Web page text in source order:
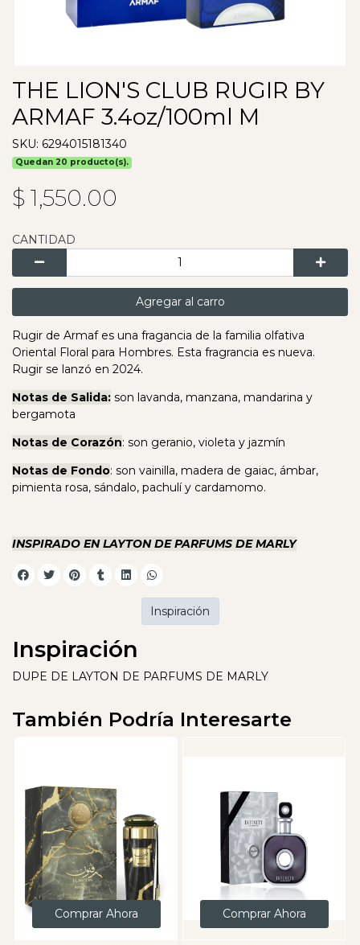
THE LION'S CLUB RUGIR BY
ARMAF 3.4oz/100ml M
SKU: 6294015181340
Quedan 20 producto(s).
$ 1,550.00
CANTIDAD
Agregar al carro
Rugir de Armaf es una fragancia de la familia olfativa
Oriental Floral para Hombres. Esta fragrancia es nueva.
Rugir se lanzó en 2024.
Notas de Salida: son lavanda, manzana, mandarina y
bergamota
Notas de Corazón: son geranio, violeta y jazmín
Notas de Fondo: son vainilla, madera de gaiac, ámbar,
pimienta rosa, sándalo, pachulí y cardamomo.
INSPIRADO EN LAYTON DE PARFUMS DE MARLY
Inspiración
DUPE DE LAYTON DE PARFUMS DE MARLY
Inspiración
También Podría Interesarte
Comprar Ahora Comprar Ahora